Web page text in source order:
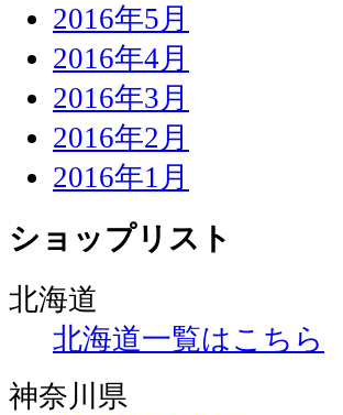
2016年5月
2016年4月
2016年3月
2016年2月
2016年1月
ショップリスト
北海道
北海道一覧はこちら
神奈川県